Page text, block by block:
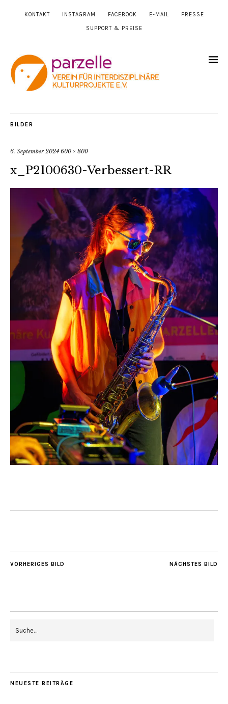
KONTAKT INSTAGRAM FACEBOOK E-MAIL PRESSE
SUPPORT & PREISE
BILDER
6. September 2024 600 × 800
x_P2100630-Verbessert-RR
NÄCHSTES BILD
VORHERIGES BILD
NEUESTE BEITRÄGE